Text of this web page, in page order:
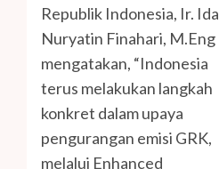
Republik Indonesia, Ir. Ida
Nuryatin Finahari, M.Eng
mengatakan, “Indonesia
terus melakukan langkah
konkret dalam upaya
pengurangan emisi GRK,
melalui Enhanced